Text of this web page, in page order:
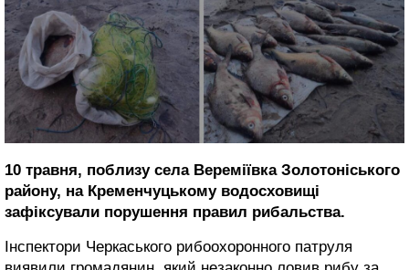
10 травня, поблизу села Вереміївка Золотоніського
району, на Кременчуцькому водосховищі
зафіксували порушення правил рибальства.
Інспектори Черкаського рибоохоронного патруля